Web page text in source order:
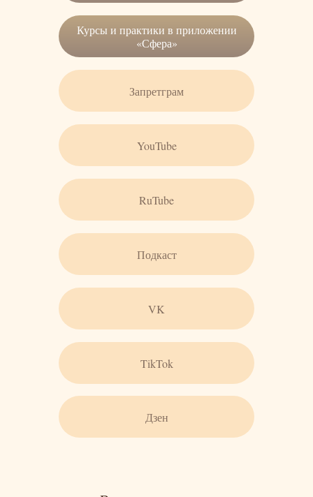
Курсы и практики в приложении
«Сфера»
Запретграм
YouTube
RuTube
Подкаст
VK
TikTok
Дзен